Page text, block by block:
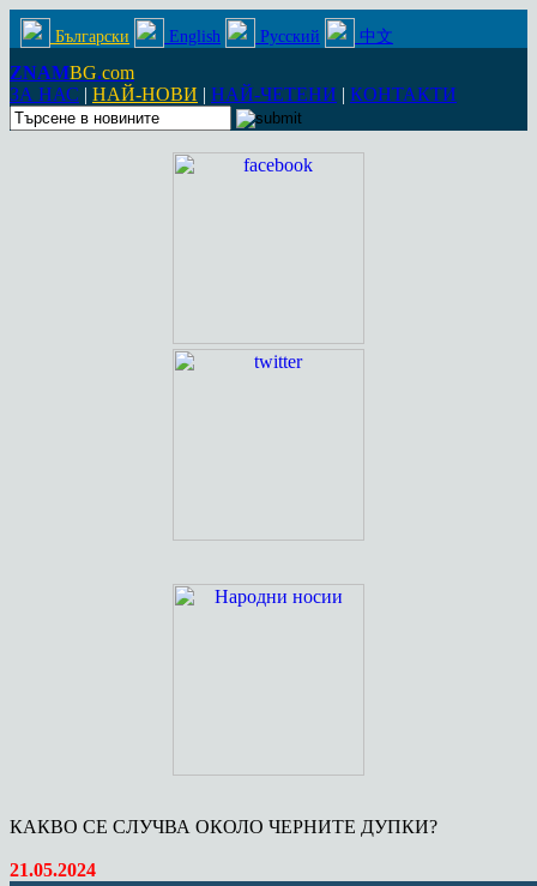
Български English Русский 中文
ZNAMBG.com
ЗА НАС | НАЙ-НОВИ | НАЙ-ЧЕТЕНИ | КОНТАКТИ
КАКВО СЕ СЛУЧВА ОКОЛО ЧЕРНИТЕ ДУПКИ?
21.05.2024